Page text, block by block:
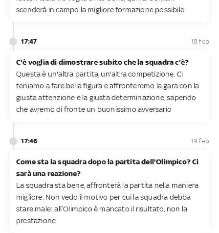
scenderà in campo la migliore formazione possibile
17:47 19 feb
C'è voglia di dimostrare subito che la squadra c'è?
Questa è un'altra partita, un'altra competizione. Ci
teniamo a fare bella figura e affronteremo la gara con la
giusta attenzione e la giusta determinazione, sapendo
che avremo di fronte un buonissimo avversario
17:46 19 feb
Come sta la squadra dopo la partita dell'Olimpico? Ci
sarà una reazione?
La squadra sta bene, affronterà la partita nella maniera
migliore. Non vedo il motivo per cui la squadra debba
stare male: all’Olimpico è mancato il risultato, non la
prestazione